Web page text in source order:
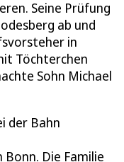
Seine Prüfung
ab und
in
Töchterchen
Sohn Michael
der Bahn
Die Familie